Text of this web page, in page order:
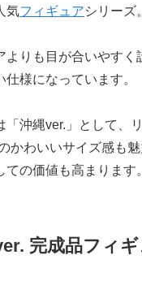
気フィギュアシリーズ。
りも目が合いやすく
様になっています。
沖縄ver.」として、
かわいいサイズ感も
の価値も高まります。
完成品フィ